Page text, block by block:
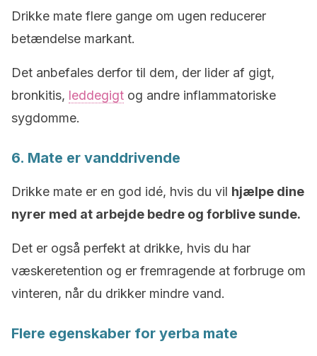
Drikke mate flere gange om ugen reducerer
betændelse markant.
Det anbefales derfor til dem, der lider af gigt,
bronkitis, leddegigt og andre inflammatoriske
sygdomme.
6. Mate er vanddrivende
Drikke mate er en god idé, hvis du vil hjælpe dine
nyrer med at arbejde bedre og forblive sunde.
Det er også perfekt at drikke, hvis du har
væskeretention og er fremragende at forbruge om
vinteren, når du drikker mindre vand.
Flere egenskaber for yerba mate